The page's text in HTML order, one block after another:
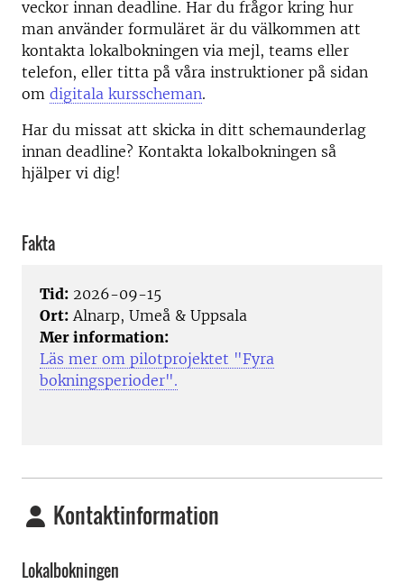
veckor innan deadline. Har du frågor kring hur
man använder formuläret är du välkommen att
kontakta lokalbokningen via mejl, teams eller
telefon, eller titta på våra instruktioner på sidan
om digitala kursscheman.
Har du missat att skicka in ditt schemaunderlag
innan deadline? Kontakta lokalbokningen så
hjälper vi dig!
Fakta
Tid: 2026-09-15
Ort: Alnarp, Umeå & Uppsala
Mer information:
Läs mer om pilotprojektet "Fyra
bokningsperioder".
Kontaktinformation
Lokalbokningen